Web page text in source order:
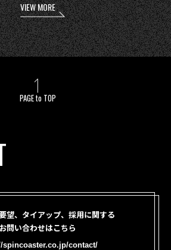
VIEW MORE
PAGE to TOP
望、タイアップ、採用に関する
お問い合わせはこちら
spincoaster.co.jp/contact/